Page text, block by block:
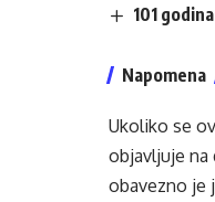
101
Napomena
Ukoliko se
objavljuje na
obavezno je